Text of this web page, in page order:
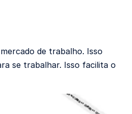
de trabalho. Isso
se trabalhar. Isso facilita o